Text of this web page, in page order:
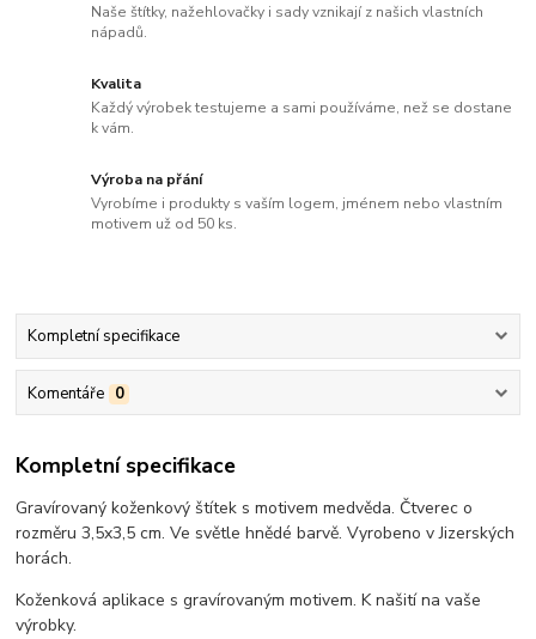
Naše štítky, nažehlovačky i sady vznikají z našich vlastních
nápadů.
Kvalita
Každý výrobek testujeme a sami používáme, než se dostane
k vám.
Výroba na přání
Vyrobíme i produkty s vaším logem, jménem nebo vlastním
motivem už od 50 ks.
Kompletní specifikace
Komentáře 0
Kompletní specifikace
Gravírovaný koženkový štítek s motivem medvěda. Čtverec o
rozměru 3,5x3,5 cm. Ve světle hnědé barvě. Vyrobeno v Jizerských
horách.
Koženková aplikace s gravírovaným motivem. K našití na vaše
výrobky.